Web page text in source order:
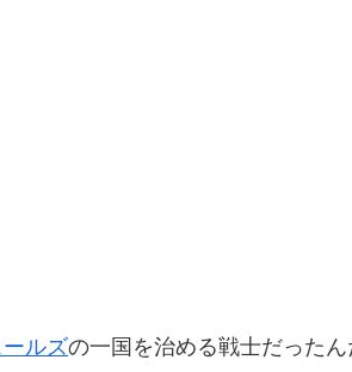
ールズの一国を治める戦士だった